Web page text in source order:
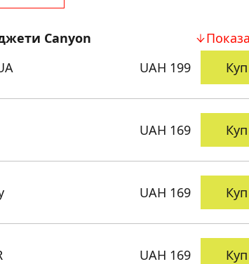
Canyon
UAH 199
UAH 169
UAH 169
UAH 169